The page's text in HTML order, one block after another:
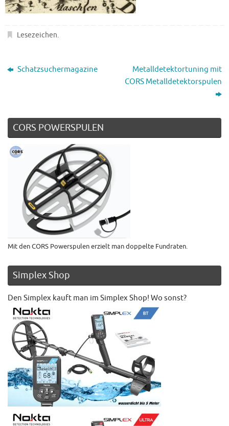
Lesezeichen.
Schatzsuchermagazine
Metalldetektortuning mit
CORS Metalldetektorspulen
CORS POWERSPULEN
Mit den CORS Powerspulen erzielt man doppelte Fundraten.
Simplex Shop
Den Simplex kauft man im Simplex Shop! Wo sonst?